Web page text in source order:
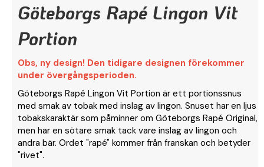
Göteborgs Rapé Lingon Vit
Portion
Obs, ny design! Den tidigare designen förekommer
under övergångsperioden.
Göteborgs Rapé Lingon Vit Portion är ett portionssnus
med smak av tobak med inslag av lingon. Snuset har en ljus
tobakskaraktär som påminner om Göteborgs Rapé Original,
men har en sötare smak tack vare inslag av lingon och
andra bär. Ordet "rapé" kommer från franskan och betyder
"rivet".